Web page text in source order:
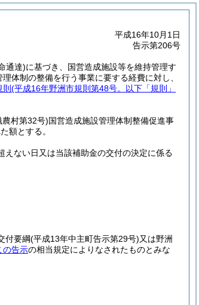
平成16年10月1日
告示第206号
通達)に基づき、国営造成施設等を維持管理す
体制の整備を行う事業に要する経費に対し、
(平成16年野洲市規則第48号。以下「規則」
村第32号)国営造成施設管理体制整備促進事
額とする。
ない日又は当該補助金の交付の決定に係る
付要綱(平成13年中主町告示第29号)又は野洲
の告示の相当規定によりなされたものとみな